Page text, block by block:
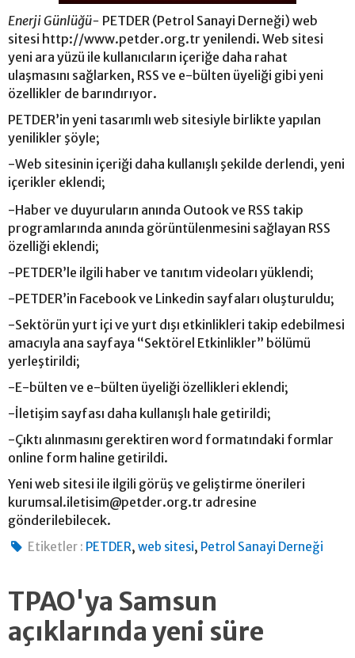
Enerji Günlüğü- PETDER (Petrol Sanayi Derneği) web
sitesi http://www.petder.org.tr yenilendi. Web sitesi
yeni ara yüzü ile kullanıcıların içeriğe daha rahat
ulaşmasını sağlarken, RSS ve e-bülten üyeliği gibi yeni
özellikler de barındırıyor.
PETDER’in yeni tasarımlı web sitesiyle birlikte yapılan
yenilikler şöyle;
-Web sitesinin içeriği daha kullanışlı şekilde derlendi, yeni
içerikler eklendi;
-Haber ve duyuruların anında Outook ve RSS takip
programlarında anında görüntülenmesini sağlayan RSS
özelliği eklendi;
-PETDER’le ilgili haber ve tanıtım videoları yüklendi;
-PETDER’in Facebook ve Linkedin sayfaları oluşturuldu;
-Sektörün yurt içi ve yurt dışı etkinlikleri takip edebilmesi
amacıyla ana sayfaya “Sektörel Etkinlikler” bölümü
yerleştirildi;
-E-bülten ve e-bülten üyeliği özellikleri eklendi;
-İletişim sayfası daha kullanışlı hale getirildi;
-Çıktı alınmasını gerektiren word formatındaki formlar
online form haline getirildi.
Yeni web sitesi ile ilgili görüş ve geliştirme önerileri
kurumsal.iletisim@petder.org.tr adresine
gönderilebilecek.
Etiketler : PETDER,web sitesi, Petrol Sanayi Derneği
TPAO'ya Samsun
açıklarında yeni süre